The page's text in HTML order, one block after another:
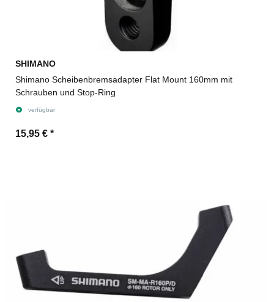
SHIMANO
Shimano Scheibenbremsadapter Flat Mount 160mm mit
Schrauben und Stop-Ring
verfügbar
15,95 € *